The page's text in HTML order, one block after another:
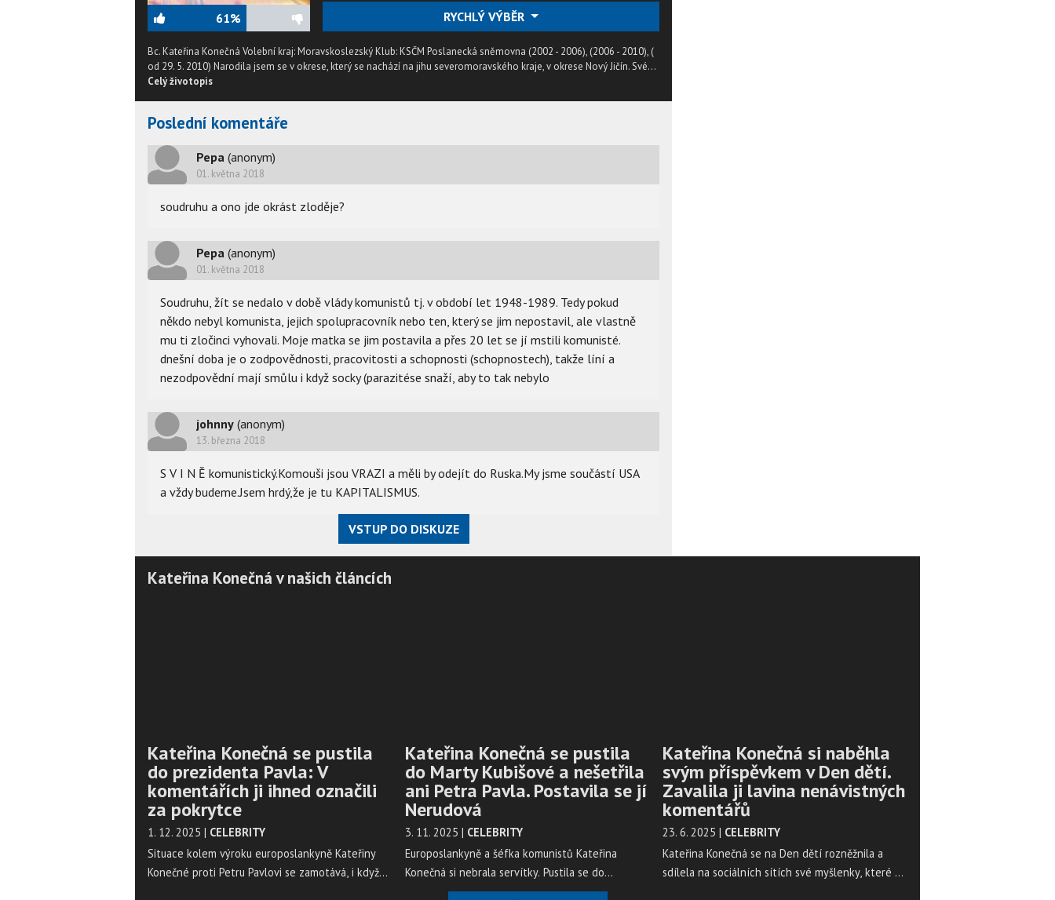
61% RYCHLÝ VÝBĚR
Bc. Kateřina Konečná Volební kraj: Moravskoslezský Klub: KSČM Poslanecká sněmovna (2002 - 2006), (2006 - 2010), (
od 29. 5. 2010) Narodila jsem se v okrese, který se nachází na jihu severomoravského kraje, v okrese Nový Jičín. Své...
Celý životopis
Poslední komentáře
Pepa (anonym)
01. května 2018
soudruhu a ono jde okrást zloděje?
Pepa (anonym)
01. května 2018
Soudruhu, žít se nedalo v době vlády komunistů tj. v období let 1948-1989. Tedy pokud
někdo nebyl komunista, jejich spolupracovník nebo ten, který se jim nepostavil, ale vlastně
mu ti zločinci vyhovali. Moje matka se jim postavila a přes 20 let se jí mstili komunisté.
dnešní doba je o zodpovědnosti, pracovitosti a schopnosti (schopnostech), takže líní a
nezodpovědní mají smůlu i když socky (parazitése snaží, aby to tak nebylo
johnny (anonym)
13. března 2018
S V I N Ě komunistický.Komouši jsou VRAZI a měli by odejít do Ruska.My jsme součástí USA
a vždy budeme.Jsem hrdý,že je tu KAPITALISMUS.
VSTUP DO DISKUZE
Kateřina Konečná v našich článcích
Kateřina Konečná se pustila
do prezidenta Pavla: V
komentářích ji ihned označili
za pokrytce
1. 12. 2025 | CELEBRITY
Situace kolem výroku europoslankyně Kateřiny
Konečné proti Petru Pavlovi se zamotává, i když
Kateřina Konečná se pustila
do Marty Kubišové a nešetřila
ani Petra Pavla. Postavila se jí
Nerudová
3. 11. 2025 | CELEBRITY
Europoslankyně a šéfka komunistů Kateřina
Konečná si nebrala servítky. Pustila se do
zpěvačky Marty Kubišové a nepřímo i do
Kateřina Konečná si naběhla
svým příspěvkem v Den dětí.
Zavalila ji lavina nenávistných
komentářů
23. 6. 2025 | CELEBRITY
Kateřina Konečná se na Den dětí rozněžnila a
sdílela na sociálních sítích své myšlenky, které se